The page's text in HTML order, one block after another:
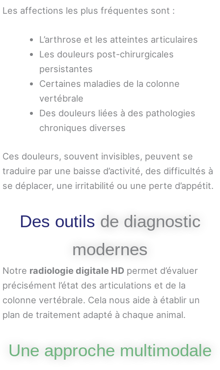
Les affections les plus fréquentes sont :
L’arthrose et les atteintes articulaires
Les douleurs post-chirurgicales
persistantes
Certaines maladies de la colonne
vertébrale
Des douleurs liées à des pathologies
chroniques diverses
Ces douleurs, souvent invisibles, peuvent se
traduire par une baisse d’activité, des difficultés à
se déplacer, une irritabilité ou une perte d’appétit.
Des outils de diagnostic
modernes
Notre radiologie digitale HD permet d’évaluer
précisément l’état des articulations et de la
colonne vertébrale. Cela nous aide à établir un
plan de traitement adapté à chaque animal.
Une approche multimodale